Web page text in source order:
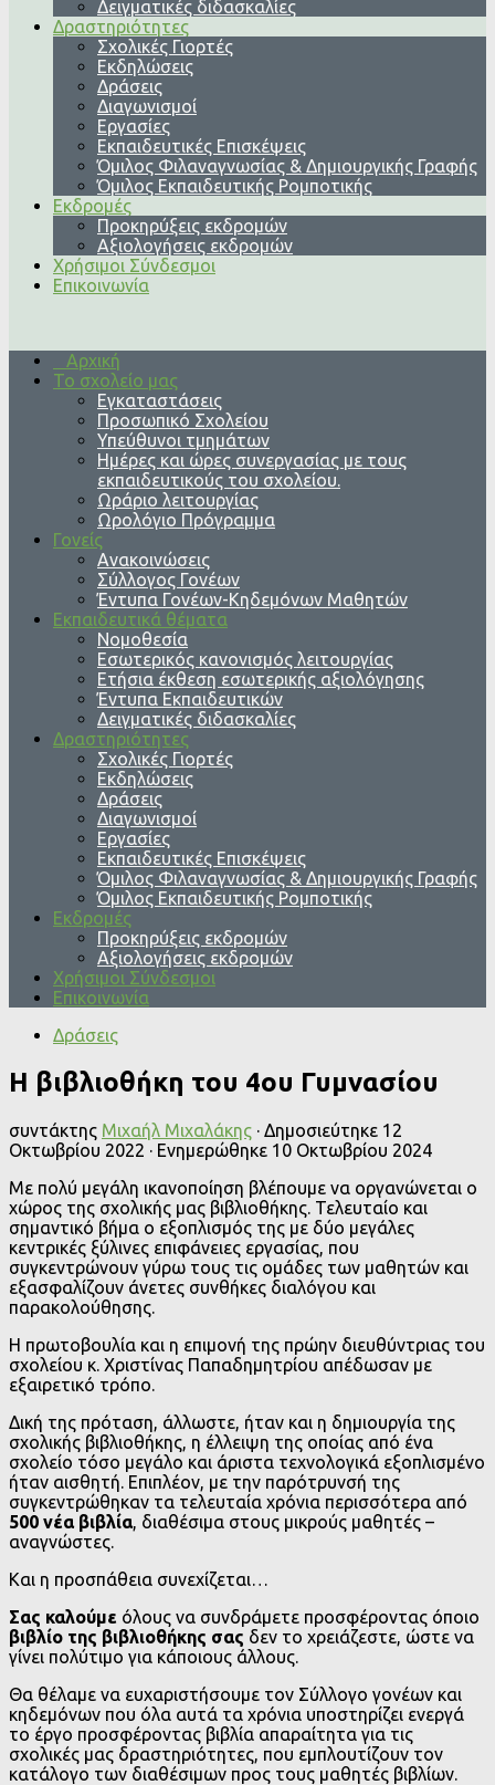
Δειγματικές διδασκαλίες
Δραστηριότητες
Σχολικές Γιορτές
Εκδηλώσεις
Δράσεις
Διαγωνισμοί
Εργασίες
Εκπαιδευτικές Επισκέψεις
Όμιλος Φιλαναγνωσίας & Δημιουργικής Γραφής
Όμιλος Εκπαιδευτικής Ρομποτικής
Εκδρομές
Προκηρύξεις εκδρομών
Αξιολογήσεις εκδρομών
Χρήσιμοι Σύνδεσμοι
Επικοινωνία
Αρχική
Το σχολείο μας
Εγκαταστάσεις
Προσωπικό Σχολείου
Υπεύθυνοι τμημάτων
Ημέρες και ώρες συνεργασίας με τους
εκπαιδευτικούς του σχολείου.
Ωράριο λειτουργίας
Ωρολόγιο Πρόγραμμα
Γονείς
Ανακοινώσεις
Σύλλογος Γονέων
Έντυπα Γονέων-Κηδεμόνων Μαθητών
Εκπαιδευτικά θέματα
Νομοθεσία
Εσωτερικός κανονισμός λειτουργίας
Ετήσια έκθεση εσωτερικής αξιολόγησης
Έντυπα Εκπαιδευτικών
Δειγματικές διδασκαλίες
Δραστηριότητες
Σχολικές Γιορτές
Εκδηλώσεις
Δράσεις
Διαγωνισμοί
Εργασίες
Εκπαιδευτικές Επισκέψεις
Όμιλος Φιλαναγνωσίας & Δημιουργικής Γραφής
Όμιλος Εκπαιδευτικής Ρομποτικής
Εκδρομές
Προκηρύξεις εκδρομών
Αξιολογήσεις εκδρομών
Χρήσιμοι Σύνδεσμοι
Επικοινωνία
Δράσεις
Η βιβλιοθήκη του 4ου Γυμνασίου
συντάκτης Μιχαήλ Μιχαλάκης · Δημοσιεύτηκε 12
Οκτωβρίου 2022 · Ενημερώθηκε 10 Οκτωβρίου 2024
Με πολύ μεγάλη ικανοποίηση βλέπουμε να οργανώνεται ο
χώρος της σχολικής μας βιβλιοθήκης. Τελευταίο και
σημαντικό βήμα ο εξοπλισμός της με δύο μεγάλες
κεντρικές ξύλινες επιφάνειες εργασίας, που
συγκεντρώνουν γύρω τους τις ομάδες των μαθητών και
εξασφαλίζουν άνετες συνθήκες διαλόγου και
παρακολούθησης.
Η πρωτοβουλία και η επιμονή της πρώην διευθύντριας του
σχολείου κ. Χριστίνας Παπαδημητρίου απέδωσαν με
εξαιρετικό τρόπο.
Δική της πρόταση, άλλωστε, ήταν και η δημιουργία της
σχολικής βιβλιοθήκης, η έλλειψη της οποίας από ένα
σχολείο τόσο μεγάλο και άριστα τεχνολογικά εξοπλισμένο
ήταν αισθητή. Επιπλέον, με την παρότρυνσή της
συγκεντρώθηκαν τα τελευταία χρόνια περισσότερα από
500 νέα βιβλία, διαθέσιμα στους μικρούς μαθητές –
αναγνώστες.
Και η προσπάθεια συνεχίζεται…
Σας καλούμε όλους να συνδράμετε προσφέροντας όποιο
βιβλίο της βιβλιοθήκης σας δεν το χρειάζεστε, ώστε να
γίνει πολύτιμο για κάποιους άλλους.
Θα θέλαμε να ευχαριστήσουμε τον Σύλλογο γονέων και
κηδεμόνων που όλα αυτά τα χρόνια υποστηρίζει ενεργά
το έργο προσφέροντας βιβλία απαραίτητα για τις
σχολικές μας δραστηριότητες, που εμπλουτίζουν τον
κατάλογο των διαθέσιμων προς τους μαθητές βιβλίων.